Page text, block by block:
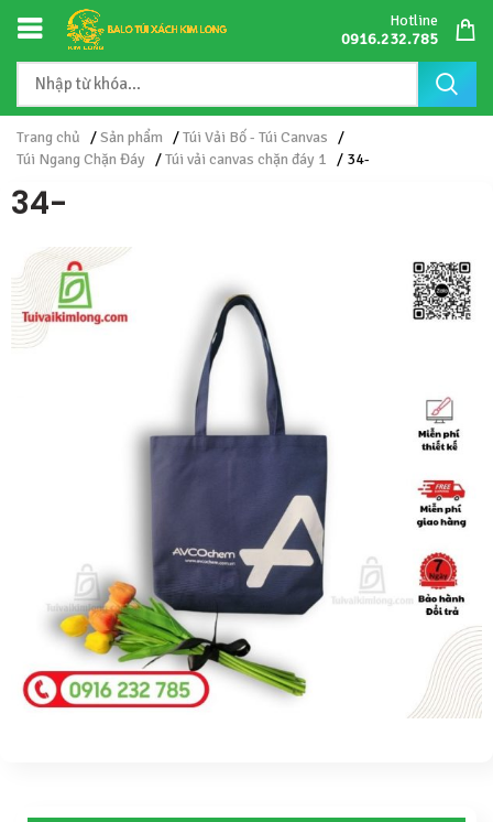
Hotline
0916.232.785
Trang chủ /Sản phẩm /Túi Vải Bố - Túi Canvas /
Túi Ngang Chặn Đáy /Túi vải canvas chặn đáy 1 / 34-
34-